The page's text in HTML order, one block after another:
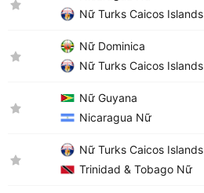
Nữ Turks Caicos Islands
Nữ Dominica
Nữ Turks Caicos Islands
Nữ Guyana
Nicaragua Nữ
Nữ Turks Caicos Islands
Trinidad & Tobago Nữ